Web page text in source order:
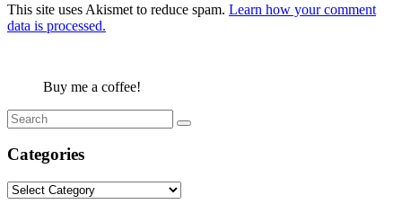
This site uses Akismet to reduce spam. Learn how your comment
data is processed.
Buy me a coffee!
Categories
Categories